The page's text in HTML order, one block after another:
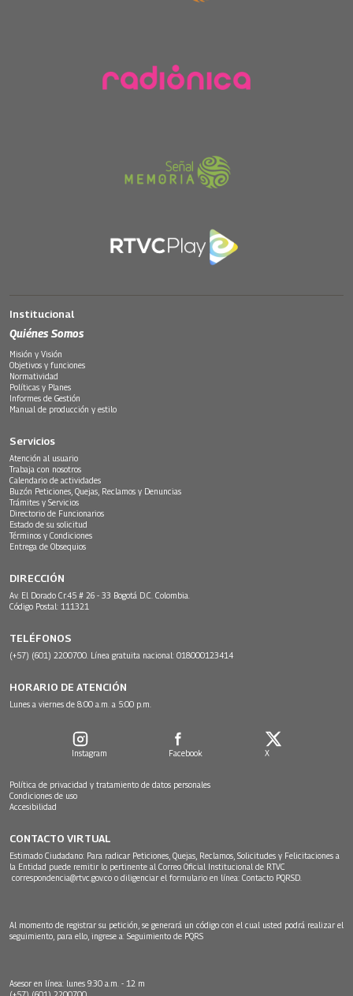
Institucional
Quiénes Somos
Misión y Visión
Objetivos y funciones
Normatividad
Políticas y Planes
Informes de Gestión
Manual de producción y estilo
Servicios
Atención al usuario
Trabaja con nosotros
Calendario de actividades
Buzón Peticiones, Quejas, Reclamos y Denuncias
Trámites y Servicios
Directorio de Funcionarios
Estado de su solicitud
Términos y Condiciones
Entrega de Obsequios
DIRECCIÓN
Av. El Dorado Cr.45 # 26 - 33 Bogotá D.C. Colombia.
Código Postal: 111321
TELÉFONOS
(+57) (601) 2200700. Línea gratuita nacional: 018000123414
HORARIO DE ATENCIÓN
Lunes a viernes de 8:00 a.m. a 5:00 p.m.
Instagram Facebook X
Política de privacidad y tratamiento de datos personales
Condiciones de uso
Accesibilidad
CONTACTO VIRTUAL
Estimado Ciudadano: Para radicar Peticiones, Quejas, Reclamos, Solicitudes y Felicitaciones a
la Entidad puede remitir lo pertinente al Correo Oficial Institucional de RTVC
correspondencia@rtvc.gov.co o diligenciar el formulario en línea: Contacto PQRSD.
Al momento de registrar su petición, se generará un código con el cual usted podrá realizar el
seguimiento, para ello, ingrese a: Seguimiento de PQRS
Asesor en línea: lunes 9:30 a.m. - 12 m